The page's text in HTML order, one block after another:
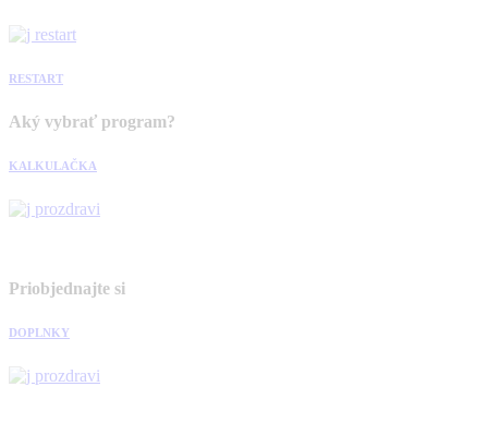
RESTART
Aký vybrať program?
KALKULAČKA
Priobjednajte si
DOPLNKY